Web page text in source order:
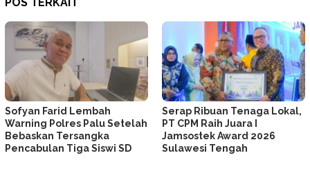
Sofyan Farid Lembah
Warning Polres Palu Setelah
Bebaskan Tersangka
Pencabulan Tiga Siswi SD
Serap Ribuan Tenaga Lokal,
PT CPM Raih Juara I
Jamsostek Award 2026
Sulawesi Tengah